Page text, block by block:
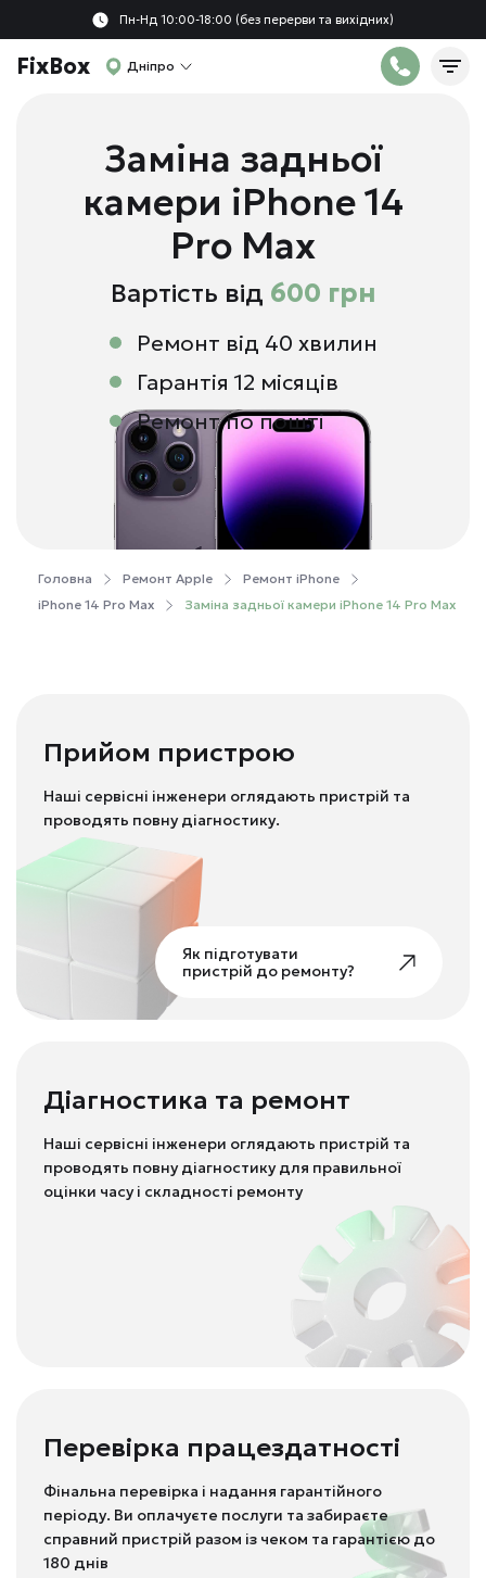
Пн-Нд 10:00-18:00 (без перерви та вихідних)
FixBox Дніпро
Заміна задньої
камери iPhone 14
Pro Max
Вартість від 600 грн
Ремонт від 40 хвилин
Гарантія 12 місяців
Ремонт по пошті
Головна Ремонт Apple
Ремонт iPhone
iPhone 14 Pro Max
Заміна задньої камери iPhone 14 Pro Max
Прийом пристрою
Наші сервісні інженери оглядають пристрій та
проводять повну діагностику.
Як підготувати
пристрій до ремонту?
Діагностика та ремонт
Наші сервісні інженери оглядають пристрій та
проводять повну діагностику для правильної
оцінки часу і складності ремонту
Перевірка працездатності
Фінальна перевірка і надання гарантійного
періоду. Ви оплачуєте послуги та забираєте
справний пристрій разом із чеком та гарантією до
180 днів